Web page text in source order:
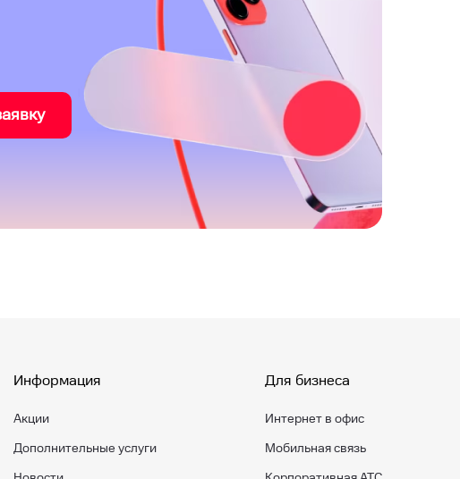
Информация
Акции
Дополнительные услуги
Для бизнеса
Интернет в офис
Мобильная связь